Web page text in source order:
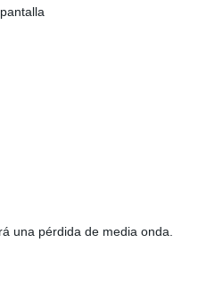
una pérdida de media onda.